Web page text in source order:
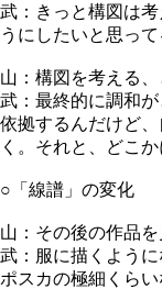
武：きっと構図は
うにしたいと思って
山：構図を考える
武：最終的に調和
依拠するんだけど
く。それと、どこ
○「線譜」の変化
山：その後の作品
武：服に描くよう
ポスカの極細くら